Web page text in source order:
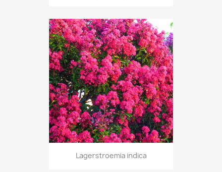
Lagerstroemia indica